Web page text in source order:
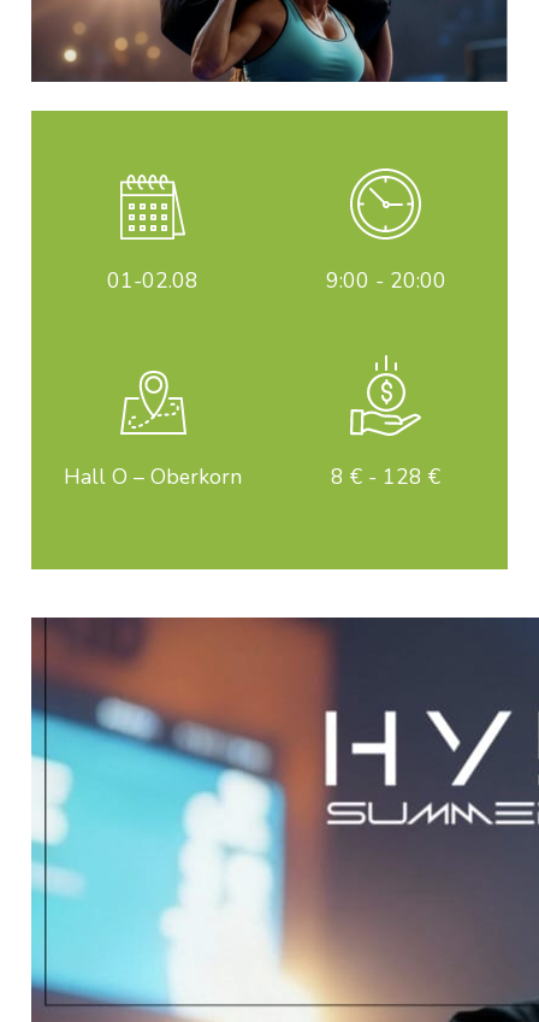
01-02.08 9:00 - 20:00
Hall O – Oberkorn 8 € - 128 €